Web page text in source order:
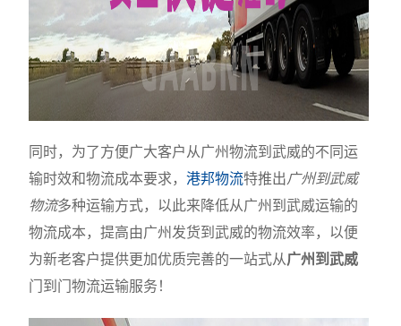
同时，为了方便广大客户从广州物流到武威的不同运
输时效和物流成本要求，港邦物流特推出广州到武威
物流多种运输方式，以此来降低从广州到武威运输的
物流成本，提高由广州发货到武威的物流效率，以便
为新老客户提供更加优质完善的一站式从广州到武威
门到门物流运输服务！